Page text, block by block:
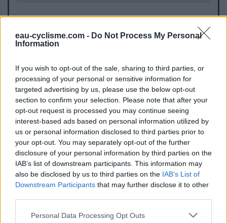
eau-cyclisme.com - Do Not Process My Personal
Information
If you wish to opt-out of the sale, sharing to third parties, or
processing of your personal or sensitive information for
targeted advertising by us, please use the below opt-out
section to confirm your selection. Please note that after your
opt-out request is processed you may continue seeing
interest-based ads based on personal information utilized by
us or personal information disclosed to third parties prior to
your opt-out. You may separately opt-out of the further
disclosure of your personal information by third parties on the
IAB’s list of downstream participants. This information may
also be disclosed by us to third parties on the IAB’s List of
Downstream Participants that may further disclose it to other
Personal Data Processing Opt Outs
En direction du Corum, la fontaine se situe à gauche.
Repères visuels
Afficher la carte